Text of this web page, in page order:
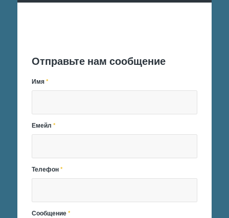
Отправьте нам сообщение
Имя*
Емейл*
Телефон*
Сообщение*